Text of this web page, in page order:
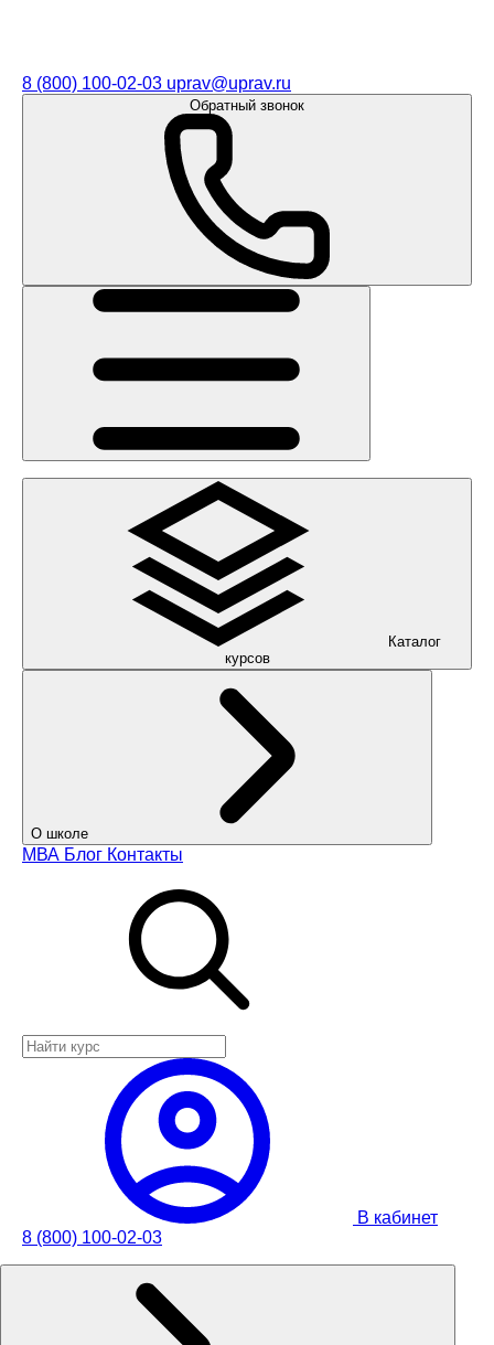
8 (800) 100-02-03 uprav@uprav.ru
Обратный звонок
Каталог
курсов
О школе
МВА Блог Контакты
В кабинет
8 (800) 100-02-03